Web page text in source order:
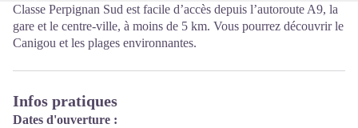
Classe Perpignan Sud est facile d’accès depuis l’autoroute A9, la
gare et le centre-ville, à moins de 5 km. Vous pourrez découvrir le
Canigou et les plages environnantes.
Infos pratiques
Dates d'ouverture :